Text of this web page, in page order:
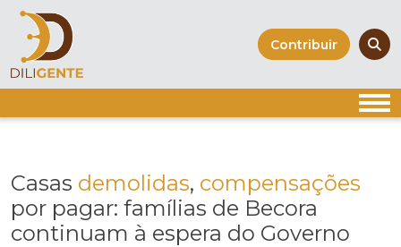
Skip
content
Contribuir
Casas demolidas, compensações
por pagar: famílias de Becora
continuam à espera do Governo